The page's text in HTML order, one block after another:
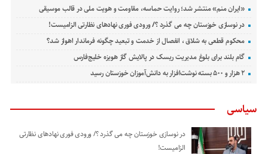
«ایران منم» منتشر شد؛ روایت حماسه، مقاومت و هویت ملی در قالب موسیقی
در نوسازی خوزستان چه می گذرد ؟/ ورودی فوری نهادهای نظارتی الزامیست!
محکوم قطعی به شلاق ، انفصال از خدمت و تبعید چگونه فرماندار اهواز شد؟
گام بلند برای بلوغ مدیریت ریسک در پالایش گاز هویزه خلیج‌فارس
۲ هزار و ۵۰۰ بسته نوشت‌افزار به دانش‌آموزان خوزستان رسید
سیاسی
در نوسازی خوزستان چه می گذرد ؟/ ورودی فوری نهادهای نظارتی
الزامیست!